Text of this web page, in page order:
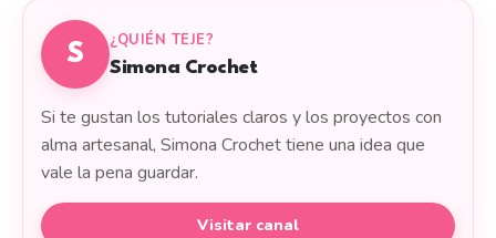
S
¿QUIÉN TEJE?
Simona Crochet
Si te gustan los tutoriales claros y los proyectos con
alma artesanal, Simona Crochet tiene una idea que
vale la pena guardar.
Visitar canal